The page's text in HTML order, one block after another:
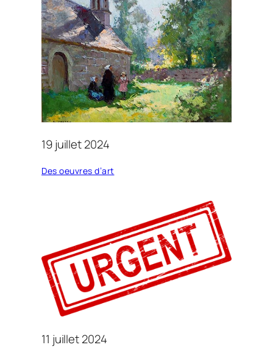
19 juillet 2024
Des oeuvres d’art
11 juillet 2024